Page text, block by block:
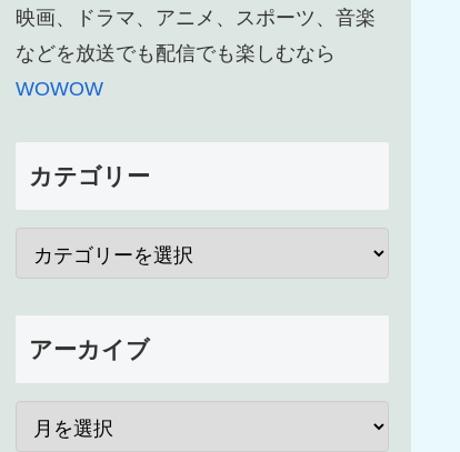
映画、ドラマ、アニメ、スポーツ、音楽
などを放送でも配信でも楽しむなら
WOWOW
カテゴリー
アーカイブ